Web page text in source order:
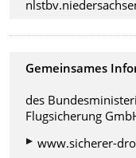
Gemeinsames
des
Flugsicherung
www.sicherer-